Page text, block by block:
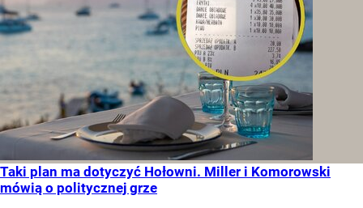
Taki plan ma dotyczyć Hołowni. Miller i Komorowski
mówią o politycznej grze